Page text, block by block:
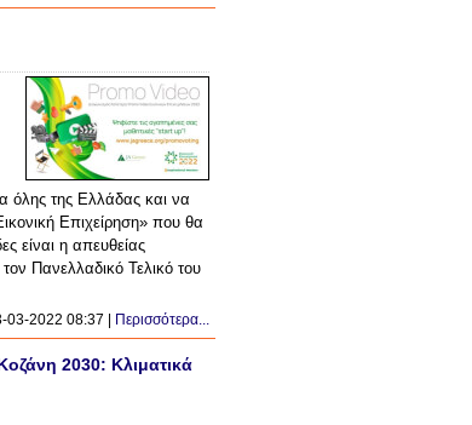
όλης της Ελλάδας και να
Επιχείρηση» που θα
είναι η απευθείας
τον Πανελλαδικό Τελικό του
03-2022 08:37 | Περισσότερα...
2030: Κλιματικά